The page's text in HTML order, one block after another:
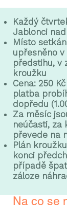
Každý
Jablonci
Místo
upřesněno
předstihu, v
kroužku
Cena: 250
platba
dopředu
Za měsíc
neúčasti, za
převede na
Plán
konci
případě
záloze
Na co se